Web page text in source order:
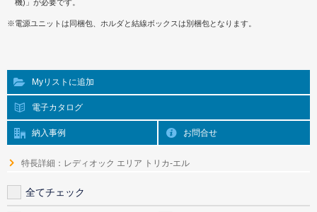
機)」が必要です。
※電源ユニットは同梱包、ホルダと結線ボックスは別梱包となります。
Myリストに追加
電子カタログ
納入事例 お問合せ
特長詳細：レディオック エリア トリカ-エル
全てチェック